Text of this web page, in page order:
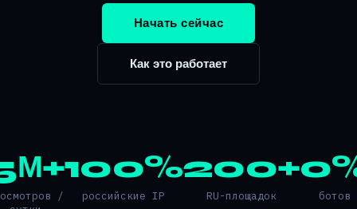
Начать сейчас
Как это работает
/
100%
российские IP
200+
RU-площадок ботов